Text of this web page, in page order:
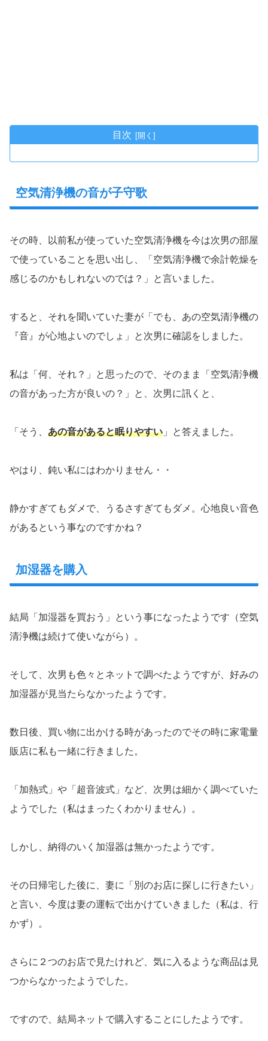
目次
空気清浄機の音が子守歌
その時、以前私が使っていた空気清浄機を今は次男の部屋
で使っていることを思い出し、「空気清浄機で余計乾燥を
感じるのかもしれないのでは？」と言いました。
すると、それを聞いていた妻が「でも、あの空気清浄機の
『音』が心地よいのでしょ」と次男に確認をしました。
私は「何、それ？」と思ったので、そのまま「空気清浄機
の音があった方が良いの？」と、次男に訊くと、
「そう、 あの音があると眠りやすい 」と答えました。
やはり、鈍い私にはわかりません・・
静かすぎてもダメで、うるさすぎてもダメ。心地良い音色
があるという事なのですかね？
加湿器を購入
結局「加湿器を買おう」という事になったようです（空気
清浄機は続けて使いながら）。
そして、次男も色々とネットで調べたようですが、好みの
加湿器が見当たらなかったようです。
数日後、買い物に出かける時があったのでその時に家電量
販店に私も一緒に行きました。
「加熱式」や「超音波式」など、次男は細かく調べていた
ようでした（私はまったくわかりません）。
しかし、納得のいく加湿器は無かったようです。
その日帰宅した後に、妻に「別のお店に探しに行きたい」
と言い、今度は妻の運転で出かけていきました（私は、行
かず）。
さらに２つのお店で見たけれど、気に入るような商品は見
つからなかったようでした。
ですので、結局ネットで購入することにしたようです。